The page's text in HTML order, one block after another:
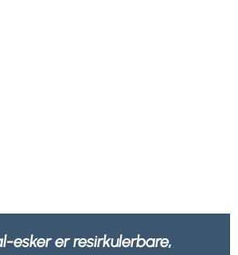
Vi føler oss tryggere når vi vet at